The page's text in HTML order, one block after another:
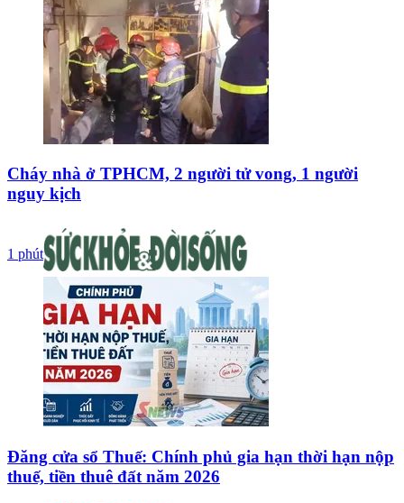
Cháy nhà ở TPHCM, 2 người tử vong, 1 người
nguy kịch
1 phút
Đăng cửa sổ Thuế: Chính phủ gia hạn thời hạn nộp
thuế, tiền thuê đất năm 2026